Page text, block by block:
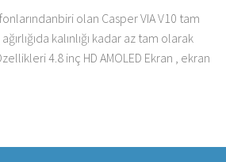
olan Casper VIA V10 tam
kalınlığı kadar az tam olarak
4.8 inç HD AMOLED Ekran , ekran